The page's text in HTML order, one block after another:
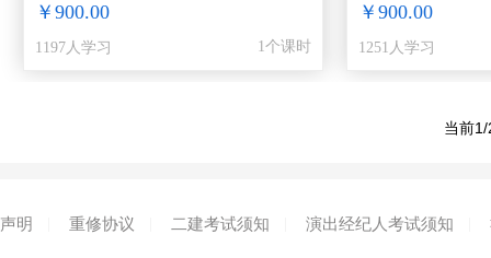
￥900.00
1197人学习 1个课时
￥900.00
1251人学习
当前
声明 重修协议 二建考试须知 演出经纪人考试须知